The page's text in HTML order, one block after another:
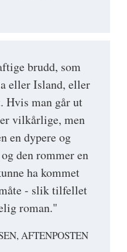
brudd, som
eller Island, eller
Hvis man går ut
vilkårlige, men
en dypere og
den rommer en
ha kommet
- slik tilfellet
roman."
AFTENPOSTEN